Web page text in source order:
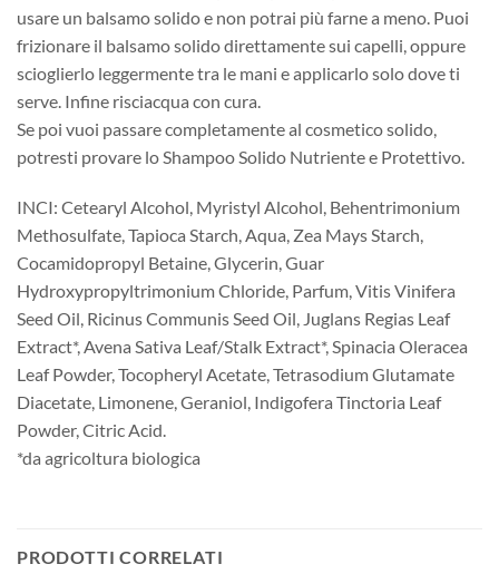
usare un balsamo solido e non potrai più farne a meno. Puoi
frizionare il balsamo solido direttamente sui capelli, oppure
scioglierlo leggermente tra le mani e applicarlo solo dove ti
serve. Infine risciacqua con cura.
Se poi vuoi passare completamente al cosmetico solido,
potresti provare lo Shampoo Solido Nutriente e Protettivo.
INCI: Cetearyl Alcohol, Myristyl Alcohol, Behentrimonium
Methosulfate, Tapioca Starch, Aqua, Zea Mays Starch,
Cocamidopropyl Betaine, Glycerin, Guar
Hydroxypropyltrimonium Chloride, Parfum, Vitis Vinifera
Seed Oil, Ricinus Communis Seed Oil, Juglans Regias Leaf
Extract*, Avena Sativa Leaf/Stalk Extract*, Spinacia Oleracea
Leaf Powder, Tocopheryl Acetate, Tetrasodium Glutamate
Diacetate, Limonene, Geraniol, Indigofera Tinctoria Leaf
Powder, Citric Acid.
*da agricoltura biologica
PRODOTTI CORRELATI